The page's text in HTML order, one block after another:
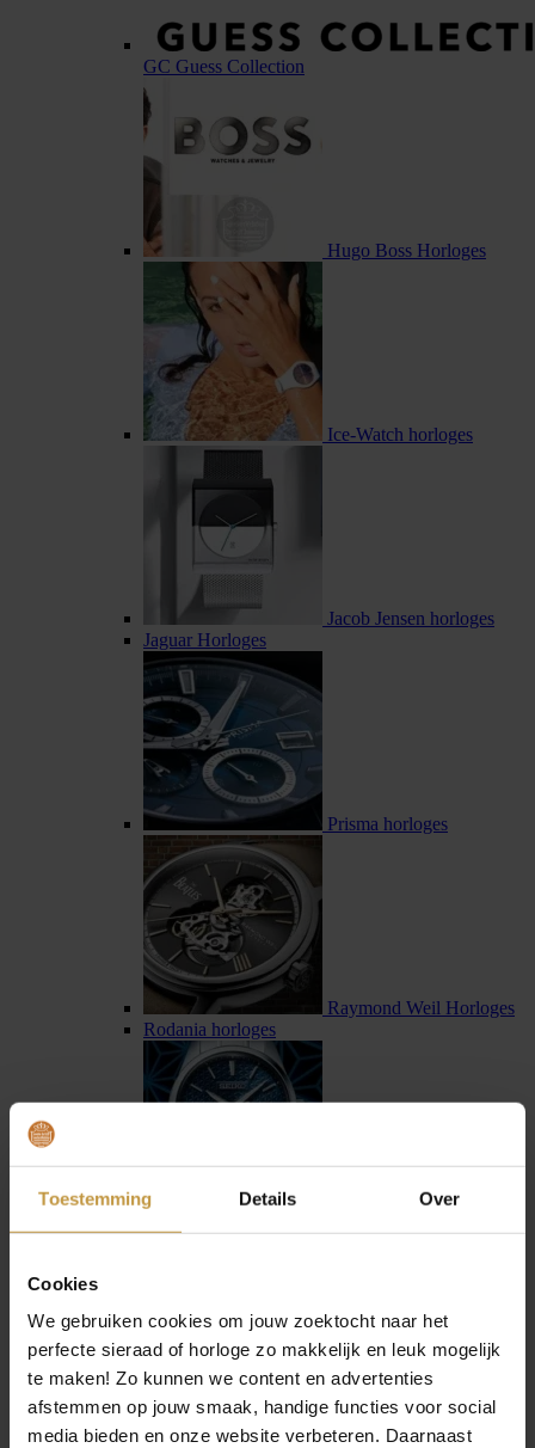
Toestemming Details Over
Cookies
We gebruiken cookies om jouw zoektocht naar het
perfecte sieraad of horloge zo makkelijk en leuk mogelijk
te maken! Zo kunnen we content en advertenties
afstemmen op jouw smaak, handige functies voor social
media bieden en onze website verbeteren. Daarnaast
GC Guess Collection
Hugo Boss Horloges
Ice-Watch horloges
Jacob Jensen horloges
Jaguar Horloges
Prisma horloges
Raymond Weil Horloges
Rodania horloges
Seiko Astron horloges
Sternglas horloges